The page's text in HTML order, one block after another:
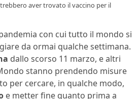
aver trovato il vaccino per il
con cui tutto il mondo si
da ormai qualche settimana.
dallo scorso 11 marzo, e altri
stanno prendendo misure
per cercare, in qualche modo,
e metter fine quanto prima a